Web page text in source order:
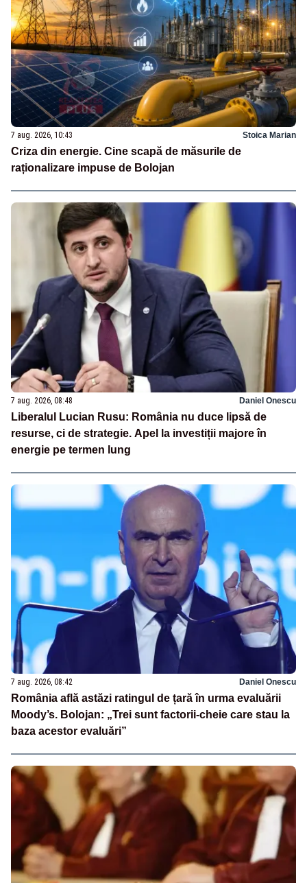
7 aug. 2026, 10:43 Stoica Marian
Criza din energie. Cine scapă de măsurile de
raționalizare impuse de Bolojan
7 aug. 2026, 08:48 Daniel Onescu
Liberalul Lucian Rusu: România nu duce lipsă de
resurse, ci de strategie. Apel la investiții majore în
energie pe termen lung
7 aug. 2026, 08:42 Daniel Onescu
România află astăzi ratingul de țară în urma evaluării
Moody’s. Bolojan: „Trei sunt factorii-cheie care stau la
baza acestor evaluări”